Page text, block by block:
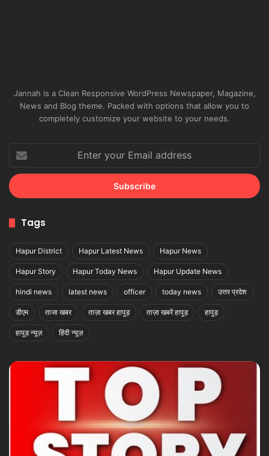
Jannah is a Clean Responsive WordPress Newspaper, Magazine,
News and Blog theme. Packed with options that allow you to
completely customize your website to your needs.
your
Email
address
Tags
Hapur District Hapur Latest News Hapur News
Hapur Story Hapur Today News Hapur Update News
hindi news latest news officer today news उत्तर प्रदेश
डीएम ताजा खबर ताज़ा खबर हापुड़ ताज़ा खबरें हापुड़ हापुड़
हापुड़ न्यूज़ हिंदी न्यूज़